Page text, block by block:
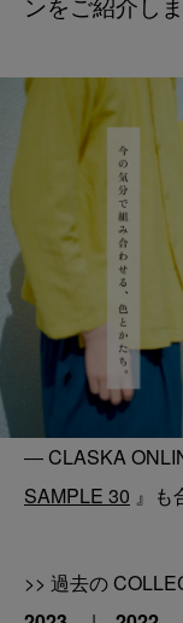
― CLASKA
SAMPLE 30 』も
>> 過去の